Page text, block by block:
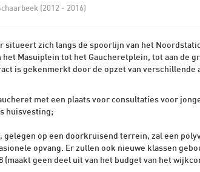
(2012 - 2016)
situeert zich langs de spoorlijn van het
het Masuiplein tot het Gaucheretplein, tot aan de
is gekenmerkt door de opzet van verschillende
met een plaats voor consultaties voor
huisvesting;
gelegen op een doorkruisend terrein, zal een
opvang. Er zullen ook nieuwe klassen
(maakt geen deel uit van het budget van het